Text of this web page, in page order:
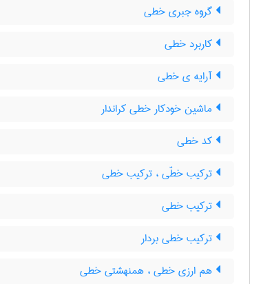
گروه جبری خطی
کاربرد خطی
آرایه ی خطی
ماشین خودکار خطی کراندار
کد خطی
ترکیب خطّی ، ترکیب خطی
ترکیب خطی
ترکیب خطی بردار
هم ارزی خطی ، همنهشتی خطی